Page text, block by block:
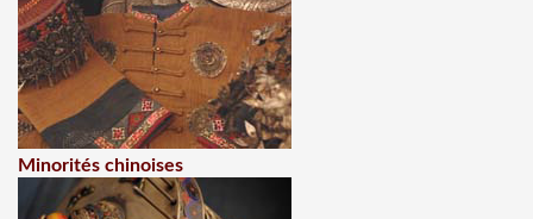
Minorités chinoises